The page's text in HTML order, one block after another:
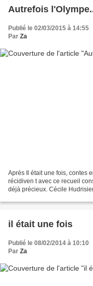
Autrefois
Publié le 02/03/2015 à 14:55
Par Za
Après Il était une fois, contes
récidiven t avec ce recueil
déjà précieux. Cécile
il était une fois
Publié le 08/02/2014 à 10:10
Par Za